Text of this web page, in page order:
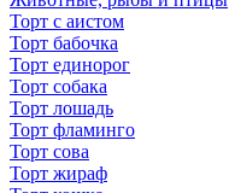
Торт с аистом
Торт бабочка
Торт единорог
Торт собака
Торт лошадь
Торт фламинго
Торт сова
Торт жираф